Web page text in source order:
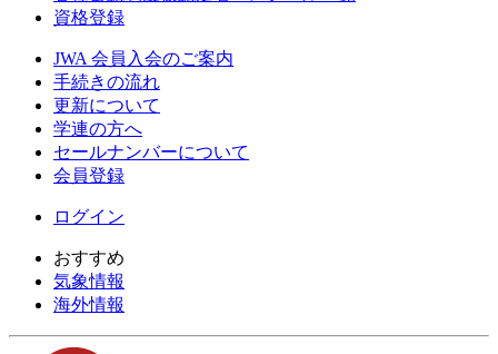
資格登録
JWA 会員入会のご案内
手続きの流れ
更新について
学連の方へ
セールナンバーについて
会員登録
ログイン
おすすめ
気象情報
海外情報